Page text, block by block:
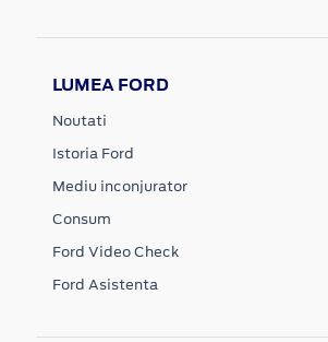
LUMEA FORD
Noutati
Istoria Ford
Mediu inconjurator
Consum
Ford Video Check
Ford Asistenta